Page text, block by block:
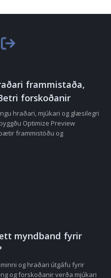
frammistaða,
forskoðanir
hraðari, mjúkari og glæsilegri
Optimize Preview
frammistöðu og
myndband fyrir
og hraðari útgáfu fyrir
og forskoðanir verða mjúkari